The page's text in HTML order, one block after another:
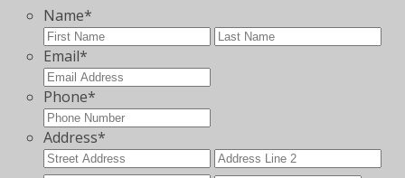
Name*
First
Email*
Phone*
Address*
Street